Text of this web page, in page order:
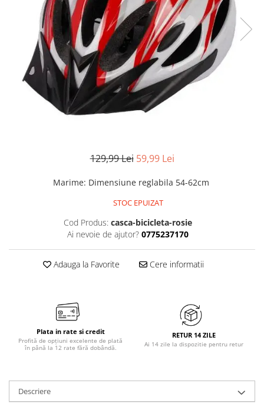
129,99 Lei 59,99 Lei
Marime: Dimensiune reglabila 54-62cm
STOC EPUIZAT
Cod Produs: casca-bicicleta-rosie
Ai nevoie de ajutor? 0775237170
Adauga la Favorite Cere informatii
Plata in rate si credit
Profită de opțiuni excelente de plată
în până la 12 rate fără dobândă.
RETUR 14 ZILE
Ai 14 zile la dispozitie pentru retur
Descriere